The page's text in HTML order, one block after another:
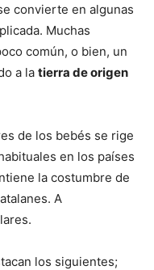
convierte en algunas
Muchas
común, o bien, un
a la tierra de origen
de los bebés se rige
en los países
la costumbre de
A
los siguientes;